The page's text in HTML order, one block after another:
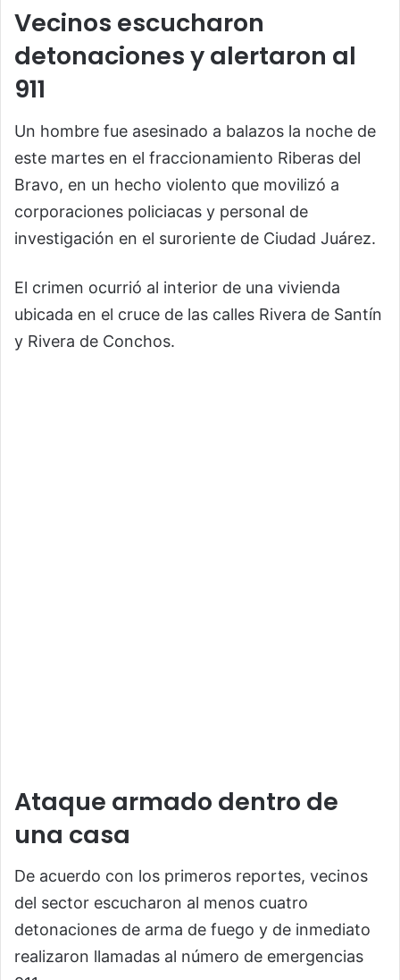
Vecinos escucharon
detonaciones y alertaron al
911
Un hombre fue asesinado a balazos la noche de
este martes en el fraccionamiento Riberas del
Bravo, en un hecho violento que movilizó a
corporaciones policiacas y personal de
investigación en el suroriente de Ciudad Juárez.
El crimen ocurrió al interior de una vivienda
ubicada en el cruce de las calles Rivera de Santín
y Rivera de Conchos.
Ataque armado dentro de
una casa
De acuerdo con los primeros reportes, vecinos
del sector escucharon al menos cuatro
detonaciones de arma de fuego y de inmediato
realizaron llamadas al número de emergencias